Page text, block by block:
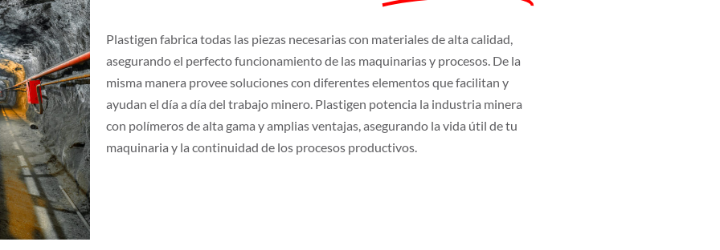
Plastigen fabrica todas las piezas necesarias con materiales de alta calidad,
asegurando el perfecto funcionamiento de las maquinarias y procesos. De la
misma manera provee soluciones con diferentes elementos que facilitan y
ayudan el día a día del trabajo minero. Plastigen potencia la industria minera
con polímeros de alta gama y amplias ventajas, asegurando la vida útil de tu
maquinaria y la continuidad de los procesos productivos.